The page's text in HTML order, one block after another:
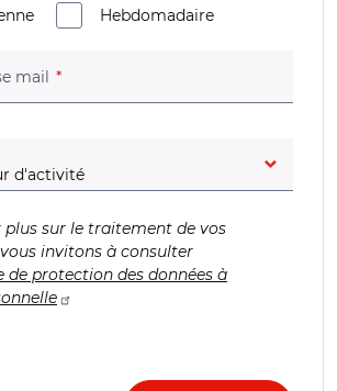
Hebdomadaire
mail (champ obligatoire)
obligatoire)
plus sur le traitement de vos
invitons à consulter
de protection des données à